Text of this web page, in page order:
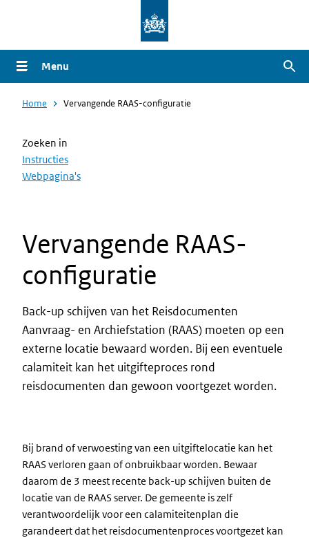
naar
de
gaan
Menu
Home Vervangende RAAS-configuratie
Zoeken in
Instructies
Webpagina's
Vervangende RAAS-
configuratie
Back-up schijven van het Reisdocumenten
Aanvraag- en Archiefstation (RAAS) moeten op een
externe locatie bewaard worden. Bij een eventuele
calamiteit kan het uitgifteproces rond
reisdocumenten dan gewoon voortgezet worden.
Bij brand of verwoesting van een uitgiftelocatie kan het
RAAS verloren gaan of onbruikbaar worden. Bewaar
daarom de 3 meest recente back-up schijven buiten de
locatie van de RAAS server. De gemeente is zelf
verantwoordelijk voor een calamiteitenplan die
garandeert dat het reisdocumentenproces voortgezet kan